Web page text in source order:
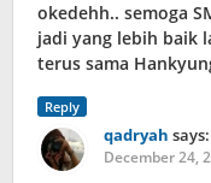
okedehh.. semoga
jadi yang lebih baik
terus sama
Reply
qadryah says:
December 24,